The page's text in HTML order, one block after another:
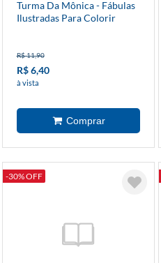
Turma Da Mônica - Fábulas
Ilustradas Para Colorir
R$ 11,90
R$ 6,40
à vista
-30% OFF